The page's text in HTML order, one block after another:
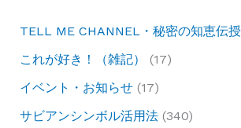
TELL ME CHANNEL・秘密の知恵伝授
これが好き！（雑記）
(17)
イベント・お知らせ(17)
サビアンシンボル活用法(340)